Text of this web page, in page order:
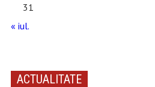
31
« iul.
ACTUALITATE